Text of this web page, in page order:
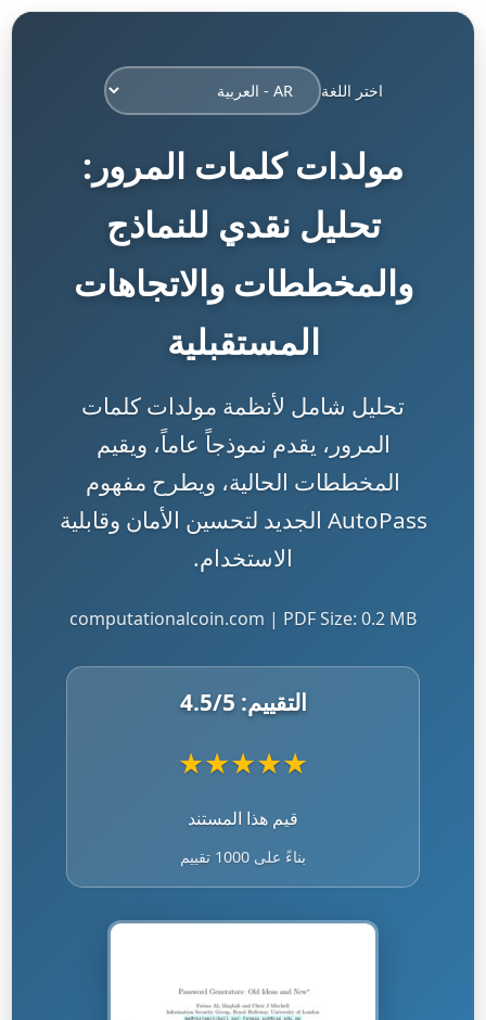
اختر اللغة
مولدات كلمات المرور:
تحليل نقدي للنماذج
والمخططات والاتجاهات
المستقبلية
تحليل شامل لأنظمة مولدات كلمات
المرور، يقدم نموذجاً عاماً، ويقيم
المخططات الحالية، ويطرح مفهوم
AutoPass الجديد لتحسين الأمان وقابلية
الاستخدام.
computationalcoin.com | PDF Size: 0.2 MB
التقييم: 4.5/5
★
★
★
★
★
قيم هذا المستند
بناءً على 1000 تقييم